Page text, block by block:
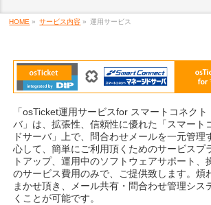
HOME » サービス内容 » 運用サービス
「osTicket運用サービスfor スマートコネク
バ」は、拡張性、信頼性に優れた「スマート
ドサーバ」上で、問合わせメールを一元管理
心して、簡単にご利用頂くためのサービスプ
トアップ、運用中のソフトウェアサポート、
のサービス費用のみで、ご提供致します。煩
まかせ頂き、メール共有・問合わせ管理シス
くことが可能です。